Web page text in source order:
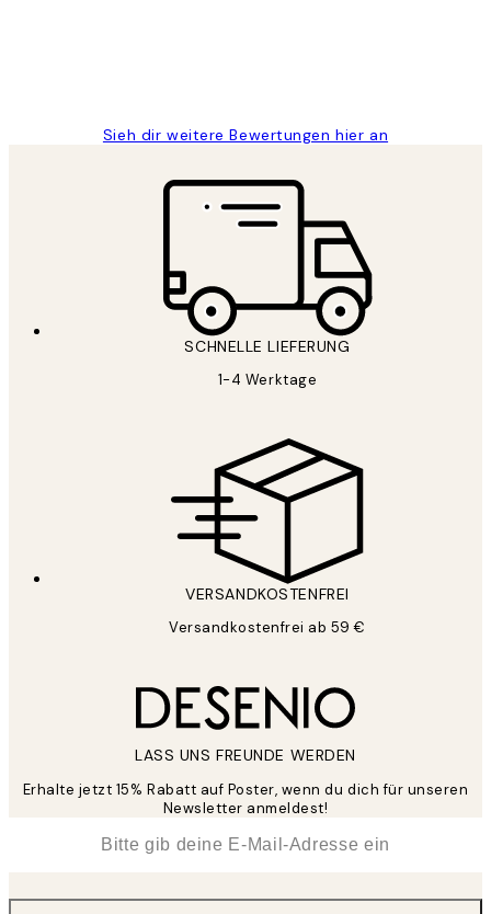
Sieh dir weitere Bewertungen hier an
SCHNELLE LIEFERUNG
1-4 Werktage
VERSANDKOSTENFREI
Versandkostenfrei ab 59 €
LASS UNS FREUNDE WERDEN
Erhalte jetzt 15% Rabatt auf Poster, wenn du dich für unseren
Newsletter anmeldest!